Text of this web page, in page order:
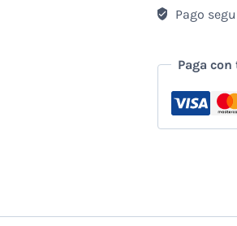
AMALFI
450BG
Pago
Paga